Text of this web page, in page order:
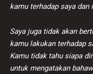
kamu terhadap saya
Saya juga tidak akan
kamu lakukan terhadap
Kamu tidak tahu siapa
untuk mengatakan